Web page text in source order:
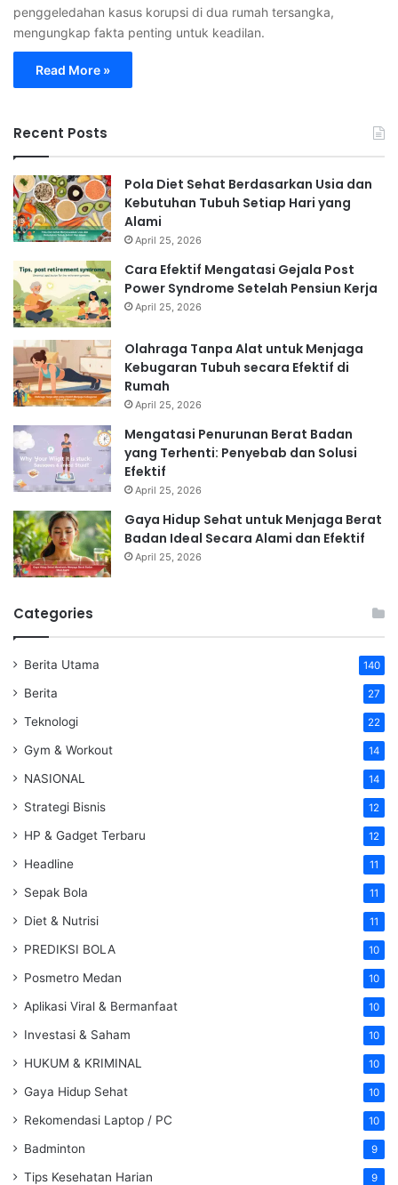
penggeledahan kasus korupsi di dua rumah tersangka,
mengungkap fakta penting untuk keadilan.
Read More »
Recent Posts
Pola Diet Sehat Berdasarkan Usia dan
Kebutuhan Tubuh Setiap Hari yang
Alami
April 25, 2026
Cara Efektif Mengatasi Gejala Post
Power Syndrome Setelah Pensiun Kerja
April 25, 2026
Olahraga Tanpa Alat untuk Menjaga
Kebugaran Tubuh secara Efektif di
Rumah
April 25, 2026
Mengatasi Penurunan Berat Badan
yang Terhenti: Penyebab dan Solusi
Efektif
April 25, 2026
Gaya Hidup Sehat untuk Menjaga Berat
Badan Ideal Secara Alami dan Efektif
April 25, 2026
Categories
Berita Utama 140
Berita 27
Teknologi 22
Gym & Workout 14
NASIONAL 14
Strategi Bisnis 12
HP & Gadget Terbaru 12
Headline 11
Sepak Bola 11
Diet & Nutrisi 11
PREDIKSI BOLA 10
Posmetro Medan 10
Aplikasi Viral & Bermanfaat 10
Investasi & Saham 10
HUKUM & KRIMINAL 10
Gaya Hidup Sehat 10
Rekomendasi Laptop / PC 10
Badminton 9
Tips Kesehatan Harian 9